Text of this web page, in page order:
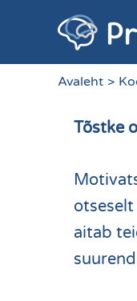
Avaleht
Tõstke
aitab